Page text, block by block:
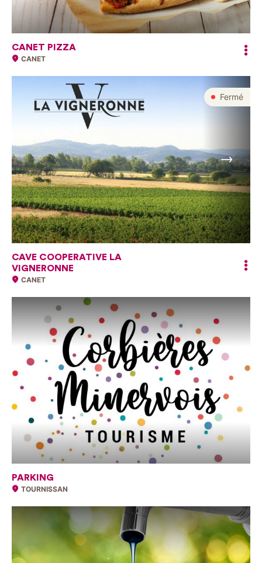
CANET PIZZA
CANET
Fermé
Suivant
CAVE COOPERATIVE LA
VIGNERONNE
CANET
PARKING
TOURNISSAN